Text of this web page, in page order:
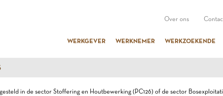
Over ons
WERKGEVER WERKNEMER WERKZOEKENDE
in de sector Stoffering en Houtbewerking (PC126) of de sector